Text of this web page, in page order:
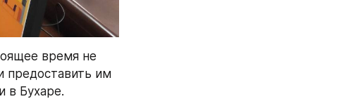
время не
предоставить им
в Бухаре.